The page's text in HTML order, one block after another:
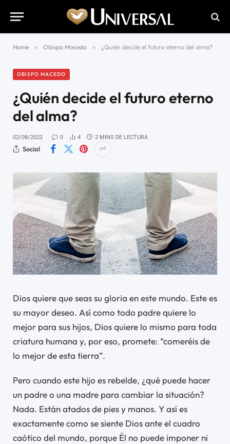
Home » Obispo Macedo » ¿Quién decide el futuro eterno del alma?
OBISPO MACEDO
¿Quién decide el futuro eterno
del alma?
02/08/2022 0 4 2 MINS DE LECTURA
Social
Dios quiere que seas su gloria en este mundo. Este es
su mayor deseo. Así como todo padre quiere lo
mejor para sus hijos, Dios quiere lo mismo para toda
criatura humana y, por eso, promete: “comeréis de
lo mejor de esta tierra”.
Pero cuando este hijo es rebelde, ¿qué puede hacer
un padre o una madre para cambiar la situación?
Nada. Están atados de pies y manos. Y así es
exactamente como se siente Dios ante el cuadro
caótico del mundo, porque Él no puede imponer ni